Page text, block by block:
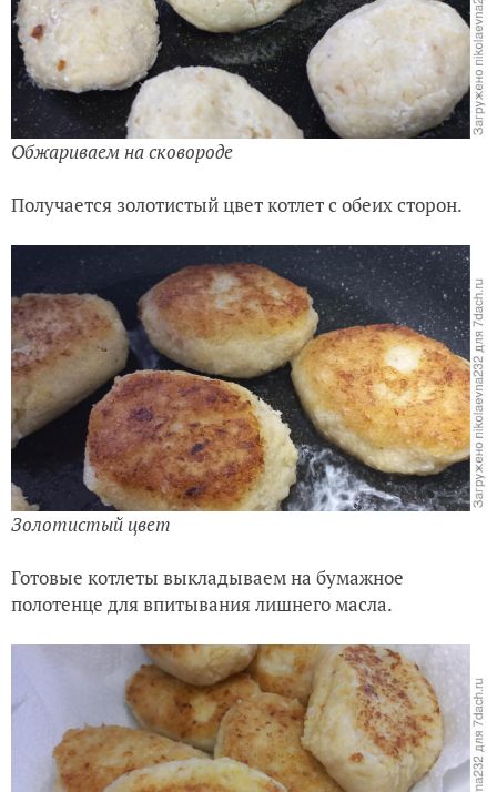
Обжариваем на сковороде
Получается золотистый цвет котлет с обеих сторон.
Золотистый цвет
Готовые котлеты выкладываем на бумажное
полотенце для впитывания лишнего масла.